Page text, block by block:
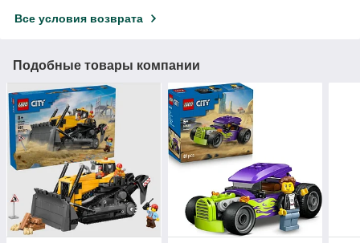
Все условия возврата
Подобные товары компании